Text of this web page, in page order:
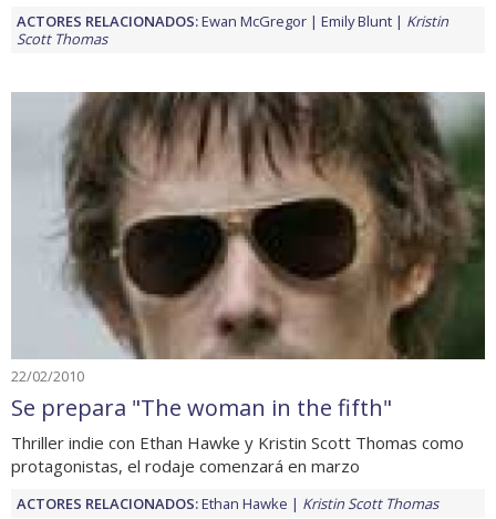
ACTORES RELACIONADOS:Ewan McGregor Emily Blunt
Kristin
Scott Thomas
22/02/2010
Se prepara "The woman in the fifth"
Thriller indie con Ethan Hawke y Kristin Scott Thomas como
protagonistas, el rodaje comenzará en marzo
ACTORES RELACIONADOS:Ethan Hawke Kristin Scott Thomas